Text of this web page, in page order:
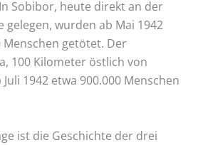
Sobibor, heute direkt an der
gelegen, wurden ab Mai 1942
Menschen getötet. Der
100 Kilometer östlich von
1942 etwa 900.000 Menschen
ist die Geschichte der drei